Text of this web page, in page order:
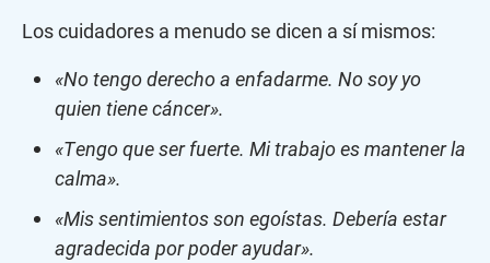
Los cuidadores a menudo se dicen a sí mismos:
«No tengo derecho a enfadarme. No soy yo
quien tiene cáncer».
«Tengo que ser fuerte. Mi trabajo es mantener la
calma».
«Mis sentimientos son egoístas. Debería estar
agradecida por poder ayudar».